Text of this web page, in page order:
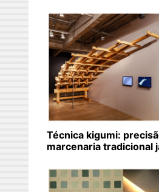
Técnica kigumi:
marcenaria tradicional